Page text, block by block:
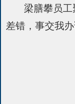
梁膳攀员
差错，事交我